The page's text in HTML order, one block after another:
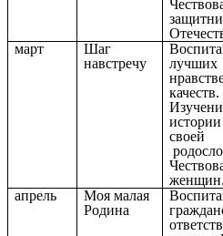
март
Шаг
навстречу
лучших
качеств.
своей
женщин.
апрель
Моя малая
Родина